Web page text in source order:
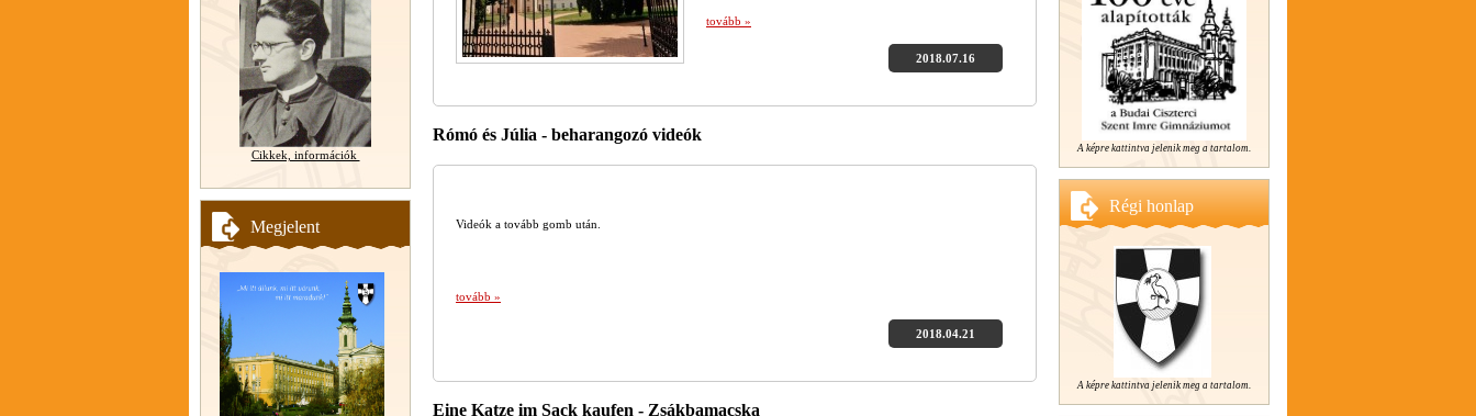
Cikkek, információk
Megjelent
tovább »
2018.07.16
Rómó és Júlia - beharangozó videók
Videók a tovább gomb után.
tovább »
2018.04.21
Eine Katze im Sack kaufen - Zsákbamacska
A képre kattintva jelenik meg a tartalom.
Régi honlap
A képre kattintva jelenik meg a tartalom.